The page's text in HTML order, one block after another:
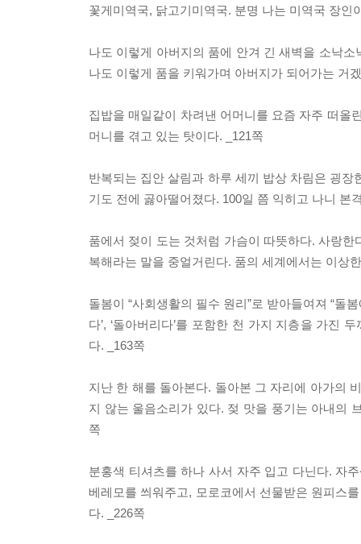
꽃게미역국, 닭고기미역국. 분명 나는 미역국 장인
나도 이렇게 아버지의 품에 안겨 긴 새벽을 소낙
나도 이렇게 품을 키워가며 아버지가 되어가는 거
집밥을 매일같이 차려낸 어머니를 요즘 자주 떠올
머니를 겪고 있는 탓이다. _121쪽
반복되는 집안 살림과 하루 세끼 밥상 차림은 굉
기도 전에 곯아떨어졌다. 100일 쯤 익히고 나니 본
품에서 젖이 도는 것처럼 가슴이 따뜻하다. 사랑
복해라는 말을 중얼거린다. 품의 세계에서는 이상
돌봄이 “사회생활의 필수 원리”로 받아들여져 “돌
다’, ‘돌아버리다’를 포함한 천 가지 지층을 가진
다. _163쪽
지난 한 해를 돌아본다. 돌아본 그 자리에 아가의
지 않는 울음소리가 있다. 젖 맛을 풍기는 아내의
쪽
분홍색 티셔츠를 하나 사서 자주 입고 다닌다. 자
베레모를 씌워주고, 모로코에서 선물받은 원피스
다. _226쪽